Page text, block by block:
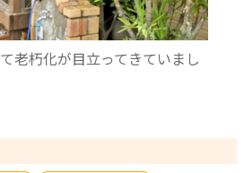
老朽化が目立ってきていまし